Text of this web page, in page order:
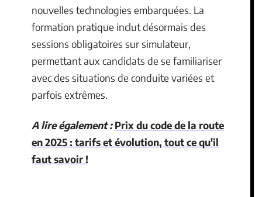
nouvelles technologies embarquées. La
formation pratique inclut désormais des
sessions obligatoires sur simulateur,
permettant aux candidats de se familiariser
avec des situations de conduite variées et
parfois extrêmes.
A lire également : Prix du code de la route
en 2025 : tarifs et évolution, tout ce qu'il
faut savoir !